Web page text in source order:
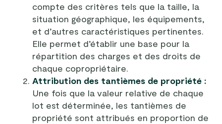
compte des critères tels que la taille, la
situation géographique, les équipements,
et d’autres caractéristiques pertinentes.
Elle permet d’établir une base pour la
répartition des charges et des droits de
chaque copropriétaire.
Attribution des tantièmes de propriété :
Une fois que la valeur relative de chaque
lot est déterminée, les tantièmes de
propriété sont attribués en proportion de